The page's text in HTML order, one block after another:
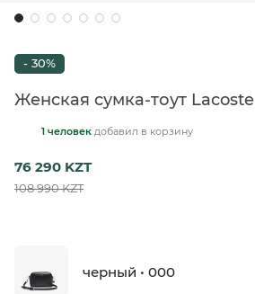
- 30%
Женская сумка-тоут Lacoste
1 человек добавил в корзину
76 290 KZT
108 990 KZT
черный • 000